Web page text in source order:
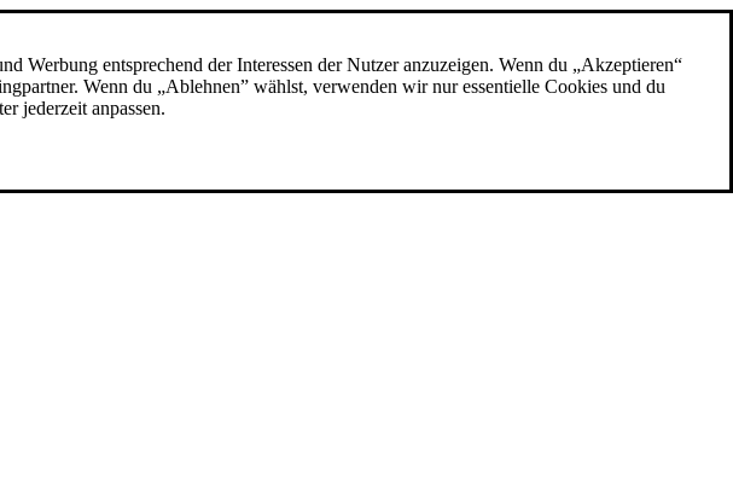
Werbung entsprechend der Interessen der Nutzer anzuzeigen. Wenn du „Akzeptieren“
Wenn du „Ablehnen” wählst, verwenden wir nur essentielle Cookies und du
jederzeit anpassen.